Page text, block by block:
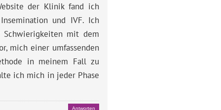
der Klinik fand ich
und IVF. Ich
mit dem
mich einer umfassenden
in meinem Fall zu
ich mich in jeder Phase
Antworten